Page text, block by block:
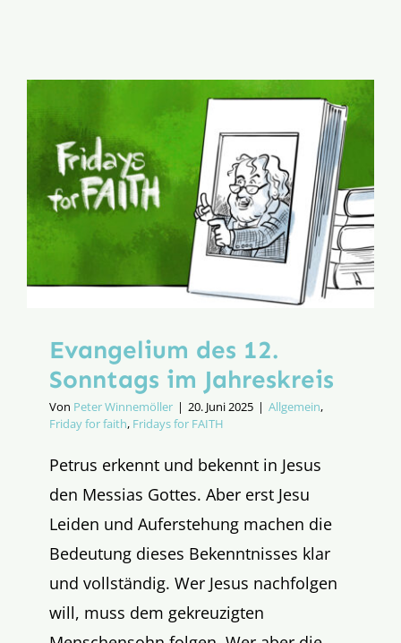
Evangelium des 12.
Sonntags im Jahreskreis
Von Peter Winnemöller | 20. Juni 2025 | Allgemein,
Friday for faith, Fridays for FAITH
Petrus erkennt und bekennt in Jesus
den Messias Gottes. Aber erst Jesu
Leiden und Auferstehung machen die
Bedeutung dieses Bekenntnisses klar
und vollständig. Wer Jesus nachfolgen
will, muss dem gekreuzigten